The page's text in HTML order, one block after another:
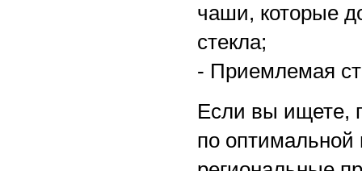
чаши, которые
стекла;
- Приемлемая
Если вы ищете,
по оптимальной